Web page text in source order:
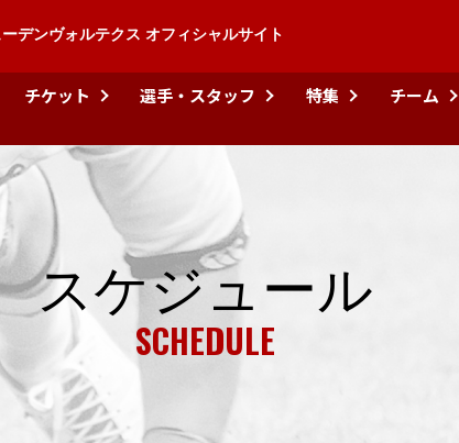
デンヴォルテクス オフィシャルサイト
チケット 選手・スタッフ 特集 チーム
スケジュール
SCHEDULE